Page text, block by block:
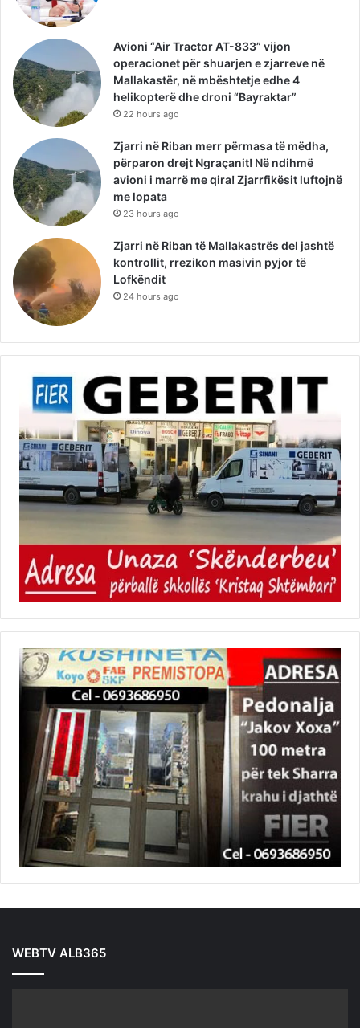
Avioni “Air Tractor AT-833” vijon
operacionet për shuarjen e zjarreve në
Mallakastër, në mbështetje edhe 4
helikopterë dhe droni “Bayraktar”
22 hours ago
Zjarri në Riban merr përmasa të mëdha,
përparon drejt Ngraçanit! Në ndihmë
avioni i marrë me qira! Zjarrfikësit luftojnë
me lopata
23 hours ago
Zjarri në Riban të Mallakastrës del jashtë
kontrollit, rrezikon masivin pyjor të
Lofkëndit
24 hours ago
WEBTV ALB365